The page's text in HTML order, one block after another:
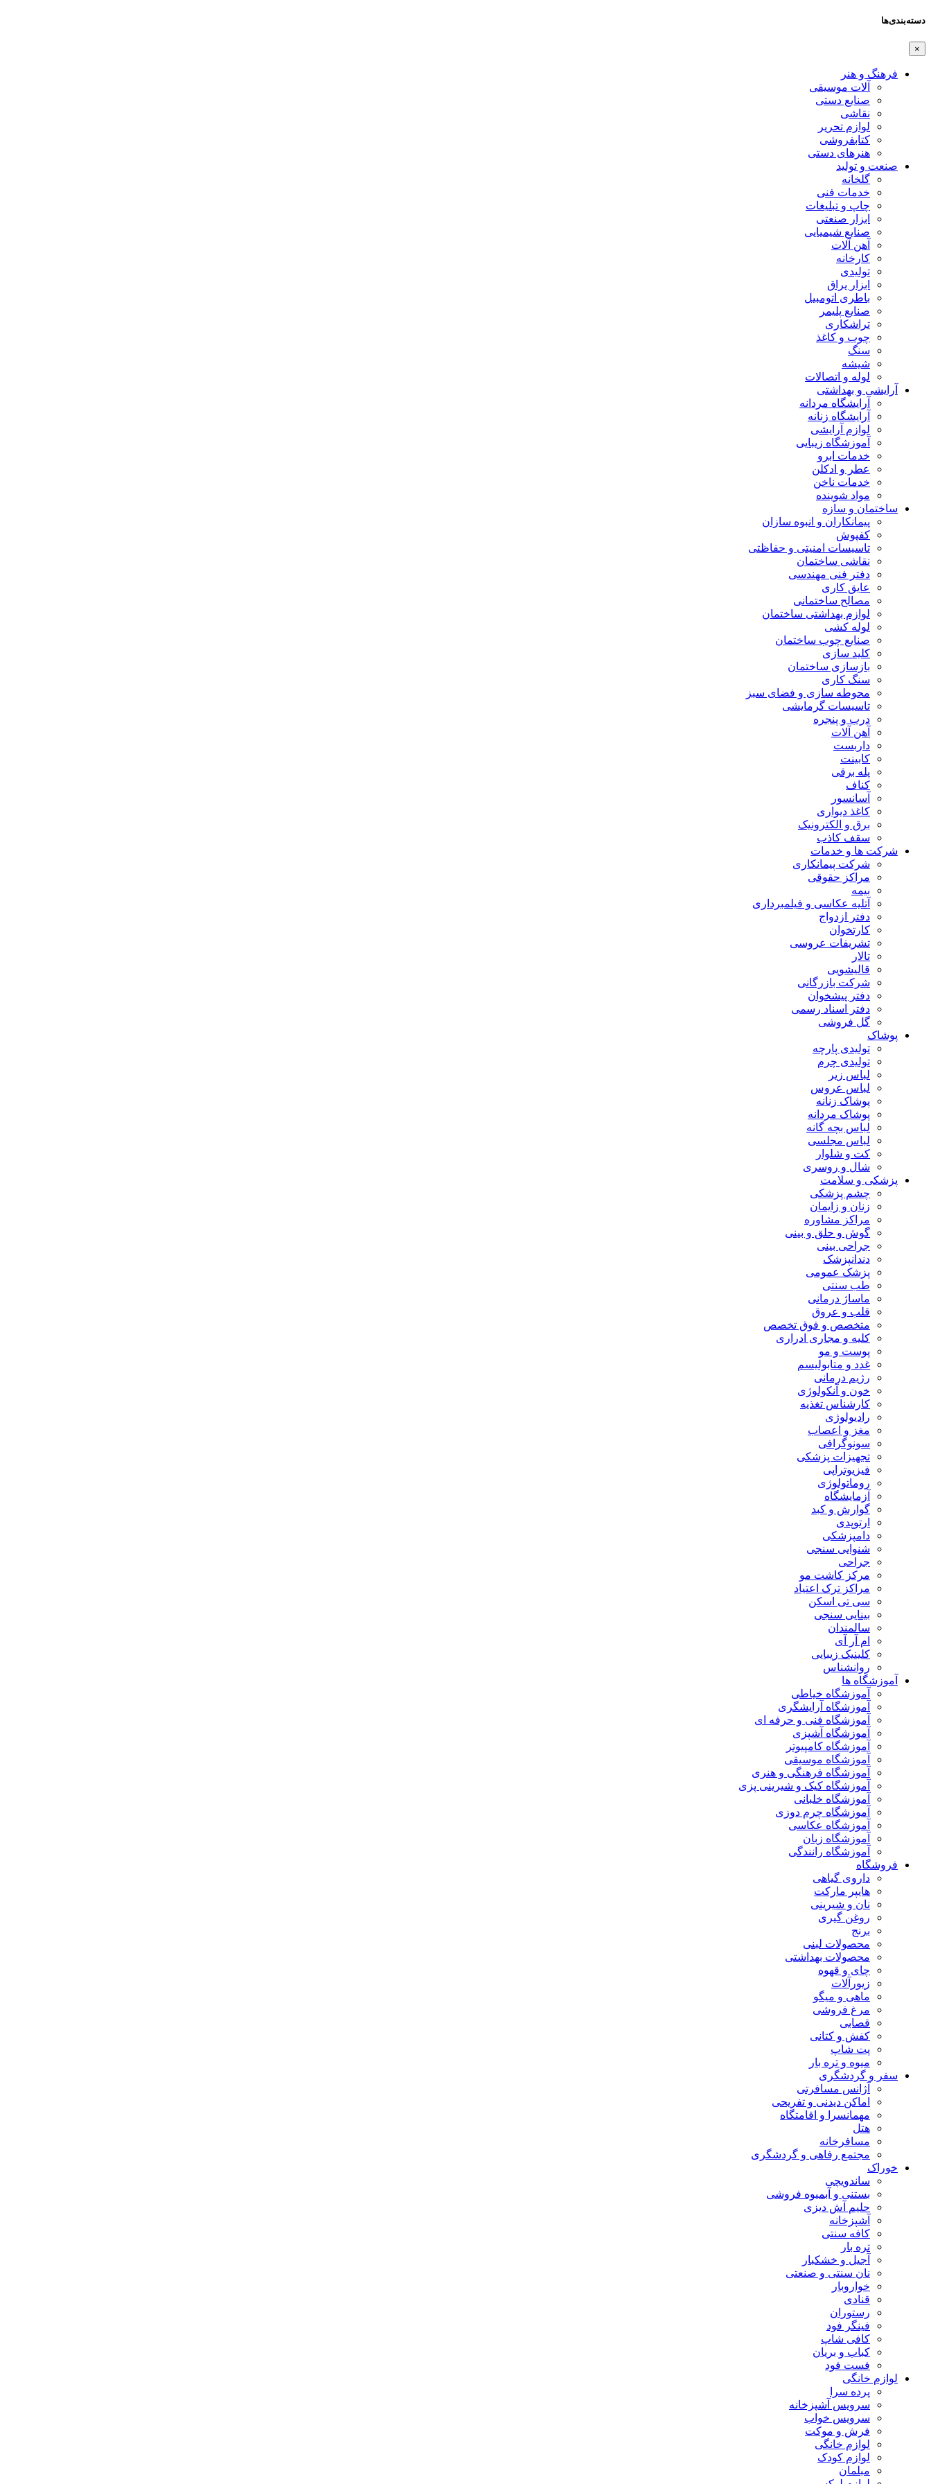
دسته‌بندی‌ها
×
فرهنگ و هنر
آلات موسیقی
صنایع دستی
نقاشی
لوازم تحریر
کتابفروشی
هنرهای دستی
صنعت و تولید
گلخانه
خدمات فنی
چاپ و تبلیغات
ابزار صنعتی
صنایع شیمیایی
آهن آلات
کارخانه
تولیدی
ابزار یراق
باطری اتومبیل
صنایع پلیمر
تراشکاری
چوب و کاغذ
سنگ
شیشه
لوله و اتصالات
آرایشی و بهداشتی
آرایشگاه مردانه
آرایشگاه زنانه
لوازم آرایشی
آموزشگاه زیبایی
خدمات ابرو
عطر و ادکلن
خدمات ناخن
مواد شوینده
ساختمان و سازه
پیمانکاران و انبوه سازان
کفپوش
تاسیسات امنیتی و حفاظتی
نقاشی ساختمان
دفتر فنی مهندسی
عایق کاری
مصالح ساختمانی
لوازم بهداشتی ساختمان
لوله کشی
صنایع چوب ساختمان
کلید سازی
بازسازی ساختمان
سنگ کاری
محوطه سازی و فضای سبز
تاسیسات گرمایشی
درب و پنجره
آهن آلات
داربست
کابینت
پله برقی
کناف
آسانسور
کاغذ دیواری
برق و الکترونیک
سقف کاذب
شرکت ها و خدمات
شرکت پیمانکاری
مراکز حقوقی
بیمه
آتلیه عکاسی و فیلمبرداری
دفتر ازدواج
کارتخوان
تشریفات عروسی
تالار
قالیشویی
شرکت بازرگانی
دفتر پیشخوان
دفتر اسناد رسمی
گل فروشی
پوشاک
تولیدی پارچه
تولیدی چرم
لباس زیر
لباس عروس
پوشاک زنانه
پوشاک مردانه
لباس بچه گانه
لباس مجلسی
کت و شلوار
شال و روسری
پزشکی و سلامت
چشم پزشکی
زنان و زایمان
مراکز مشاوره
گوش و حلق و بینی
جراحی بینی
دندانپزشک
پزشک عمومی
طب سنتی
ماساژ درمانی
قلب و عروق
متخصص و فوق تخصص
کلیه و مجاری ادراری
پوست و مو
غدد و متابولیسم
رژیم درمانی
خون و آنکولوژی
کارشناس تغذیه
رادیولوژی
مغز و اعصاب
سونوگرافی
تجهیزات پزشکی
فیزیوتراپی
روماتولوژی
آزمایشگاه
گوارش و کبد
ارتوپدی
دامپزشکی
شنوایی سنجی
جراحی
مرکز کاشت مو
مراکز ترک اعتیاد
سی تی اسکن
بینایی سنجی
سالمندان
ام آر آی
کلینیک زیبایی
روانشناس
آموزشگاه ها
آموزشگاه خیاطی
آموزشگاه آرایشگری
آموزشگاه فنی و حرفه ای
آموزشگاه آشپزی
آموزشگاه کامپیوتر
آموزشگاه موسیقی
آموزشگاه فرهنگی و هنری
آموزشگاه کیک و شیرینی پزی
آموزشگاه خلبانی
آموزشگاه چرم دوزی
آموزشگاه عکاسی
آموزشگاه زبان
آموزشگاه رانندگی
فروشگاه
داروی گیاهی
هایپر مارکت
نان و شیرینی
روغن گیری
برنج
محصولات لبنی
محصولات بهداشتی
چای و قهوه
زیورآلات
ماهی و میگو
مرغ فروشی
قصابی
کفش و کتانی
پت شاپ
میوه و تره بار
سفر و گردشگری
آژانس مسافرتی
اماکن دیدنی و تفریحی
مهمانسرا و اقامتگاه
هتل
مسافرخانه
مجتمع رفاهی و گردشگری
خوراک
ساندویچی
بستنی و آبمیوه فروشی
حلیم آش دیزی
آشپزخانه
کافه سنتی
تره بار
آجیل و خشکبار
نان سنتی و صنعتی
خواروبار
قنادی
رستوران
فینگر فود
کافی شاپ
کباب و بریان
فست فود
لوازم خانگی
پرده سرا
سرویس آشپزخانه
سرویس خواب
فرش و موکت
لوازم خانگی
لوازم کودک
مبلمان